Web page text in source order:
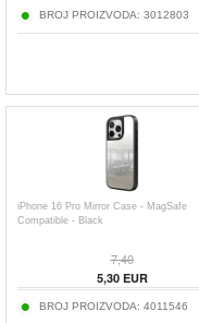
BROJ PROIZVODA: 3012803
iPhone 16 Pro Mirror Case - MagSafe
Compatible - Black
7,40
5,30EUR
BROJ PROIZVODA: 4011546